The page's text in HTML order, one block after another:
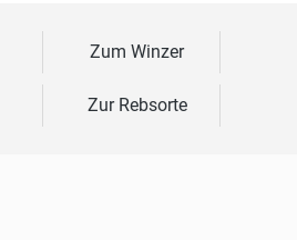
Zum Winzer
Zur Rebsorte